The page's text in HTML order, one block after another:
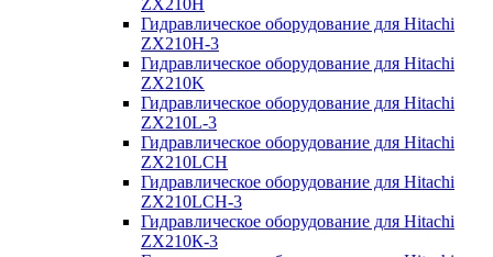
ZX210H
Гидравлическое оборудование для Hitachi
ZX210H-3
Гидравлическое оборудование для Hitachi
ZX210K
Гидравлическое оборудование для Hitachi
ZX210L-3
Гидравлическое оборудование для Hitachi
ZX210LCH
Гидравлическое оборудование для Hitachi
ZX210LCH-3
Гидравлическое оборудование для Hitachi
ZX210К-3